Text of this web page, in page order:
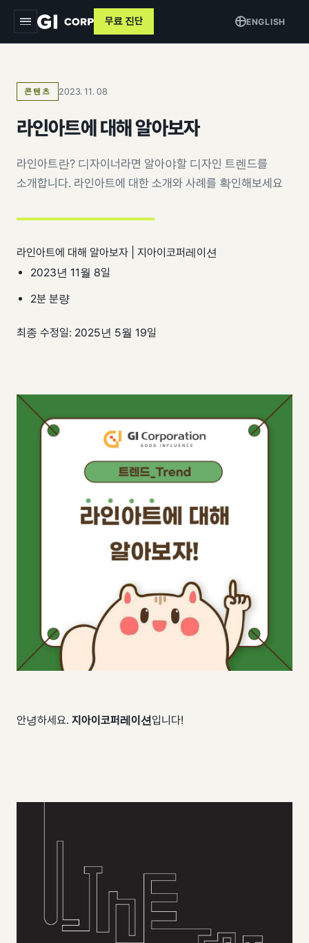
서비스
트래킹 & 애널리틱스
데이터 파이프라인
퍼포먼스 광고
크리에이티브
AI 마케팅 시스템
목적별
커머스 매출 증대
오프라인 연계
교육
인사이트
GI-Agent
ENGLISH
무료 진단
콘텐츠 2023. 11. 08
라인아트에 대해 알아보자
라인아트란? 디자이너라면 알아야할 디자인 트렌드를
소개합니다. 라인아트에 대한 소개와 사례를 확인해보세요
라인아트에 대해 알아보자 | 지아이코퍼레이션
2023년 11월 8일
2분 분량
최종 수정일: 2025년 5월 19일
안녕하세요. 지아이코퍼레이션입니다!